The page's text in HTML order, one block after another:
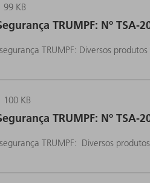
99 KB
TRUMPF: Nº TSA-
TRUMPF: Diversos
100 KB
TRUMPF: Nº TSA-
TRUMPF: Diversos